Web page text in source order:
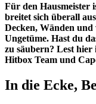
Für den Hausmeister
breitet sich überall
Decken, Wänden und
Ungetüme. Hast du
zu säubern? Lest hier
Hitbox Team und
In die Ecke,